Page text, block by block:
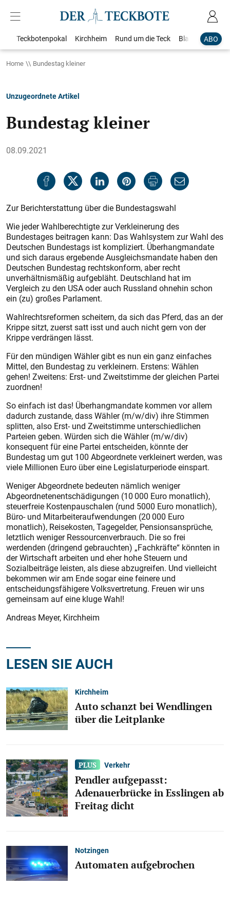
ABO
Teckbotenpokal Kirchheim Rund um die Teck Blaulicht
Home Bundestag kleiner
Unzugeordnete Artikel
Bundestag kleiner
08.09.2021
Zur Berichterstattung über die Bundestagswahl
Wie jeder Wahlberechtigte zur Verkleinerung des
Bundestages beitragen kann: Das Wahlsystem zur Wahl des
Deutschen Bundestags ist kompliziert. Überhangmandate
und sich daraus ergebende Ausgleichsmandate haben den
Deutschen Bundestag rechtskonform, aber recht
unverhältnismäßig aufgebläht. Deutschland hat im
Vergleich zu den USA oder auch Russland ohnehin schon
ein (zu) großes Parlament.
Wahlrechtsreformen scheitern, da sich das Pferd, das an der
Krippe sitzt, zuerst satt isst und auch nicht gern von der
Krippe verdrängen lässt.
Für den mündigen Wähler gibt es nun ein ganz einfaches
Mittel, den Bundestag zu verkleinern. Erstens: Wählen
gehen! Zweitens: Erst- und Zweitstimme der gleichen Partei
zuordnen!
So einfach ist das! Überhangmandate kommen vor allem
dadurch zustande, dass Wähler (m/w/div) ihre Stimmen
splitten, also Erst- und Zweitstimme unterschiedlichen
Parteien geben. Würden sich die Wähler (m/w/div)
konsequent für eine Partei entscheiden, könnte der
Bundestag um gut 100 Abgeordnete verkleinert werden, was
viele Millionen Euro über eine Legislaturperiode einspart.
Weniger Abgeordnete bedeuten nämlich weniger
Abgeordnetenentschädigungen (10 000 Euro monatlich),
steuerfreie Kostenpauschalen (rund 5000 Euro monatlich),
Büro- und Mitarbeiteraufwendungen (20 000 Euro
monatlich), Reisekosten, Tagegelder, Pensionsansprüche,
letztlich weniger Ressourcenverbrauch. Die so frei
werdenden (dringend gebrauchten) „Fachkräfte“ könnten in
der Wirtschaft arbeiten und eher hohe Steuern und
Sozialbeiträge leisten, als diese abzugreifen. Und vielleicht
bekommen wir am Ende sogar eine feinere und
entscheidungsfähigere Volksvertretung. Freuen wir uns
gemeinsam auf eine kluge Wahl!
Andreas Meyer, Kirchheim
LESEN SIE AUCH
Kirchheim
Auto schanzt bei Wendlingen
über die Leitplanke
Verkehr
Pendler aufgepasst:
Adenauerbrücke in Esslingen ab
Freitag dicht
Notzingen
Automaten aufgebrochen